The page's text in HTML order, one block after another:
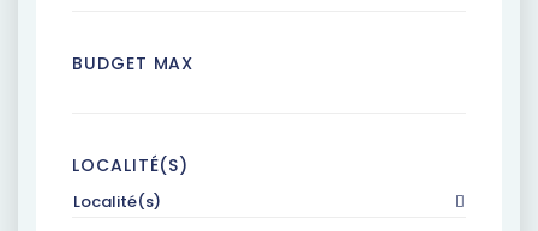
BUDGET MAX
LOCALITÉ(S)
Localité(s)